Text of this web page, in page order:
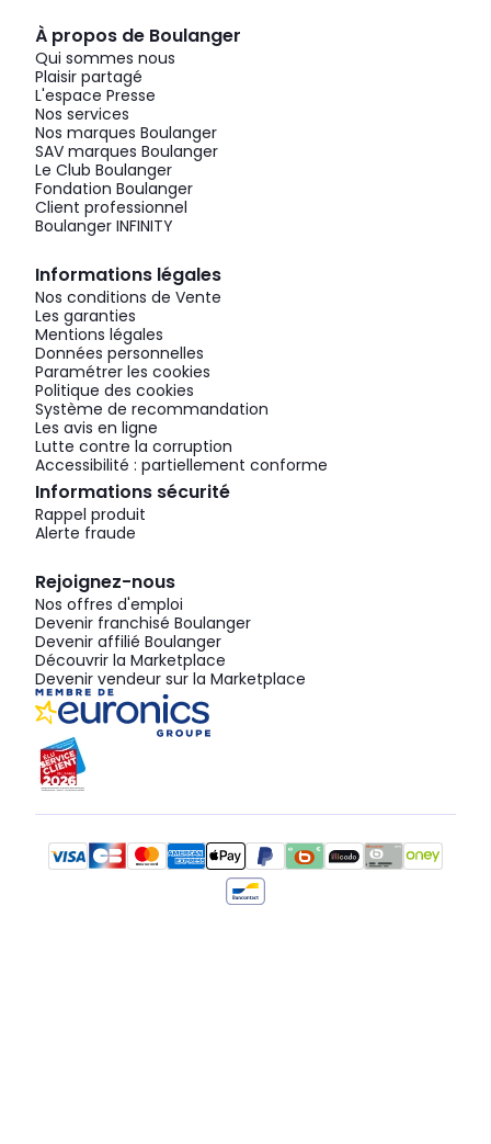
À propos de Boulanger
Qui sommes nous
Plaisir partagé
L'espace Presse
Nos services
Nos marques Boulanger
SAV marques Boulanger
Le Club Boulanger
Fondation Boulanger
Client professionnel
Boulanger INFINITY
Informations légales
Nos conditions de Vente
Les garanties
Mentions légales
Données personnelles
Paramétrer les cookies
Politique des cookies
Système de recommandation
Les avis en ligne
Lutte contre la corruption
Accessibilité : partiellement conforme
Informations sécurité
Rappel produit
Alerte fraude
Rejoignez-nous
Nos offres d'emploi
Devenir franchisé Boulanger
Devenir affilié Boulanger
Découvrir la Marketplace
Devenir vendeur sur la Marketplace